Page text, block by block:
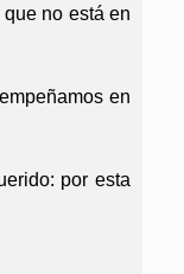
no está en
en
por esta